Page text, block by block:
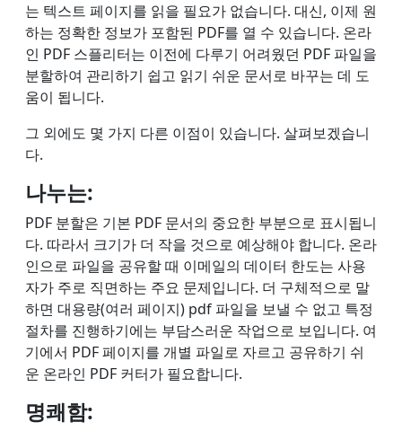
는 텍스트 페이지를 읽을 필요가 없습니다. 대신, 이제 원
하는 정확한 정보가 포함된 PDF를 열 수 있습니다. 온라
인 PDF 스플리터는 이전에 다루기 어려웠던 PDF 파일을
분할하여 관리하기 쉽고 읽기 쉬운 문서로 바꾸는 데 도
움이 됩니다.
그 외에도 몇 가지 다른 이점이 있습니다. 살펴보겠습니
다.
나누는:
PDF 분할은 기본 PDF 문서의 중요한 부분으로 표시됩니
다. 따라서 크기가 더 작을 것으로 예상해야 합니다. 온라
인으로 파일을 공유할 때 이메일의 데이터 한도는 사용
자가 주로 직면하는 주요 문제입니다. 더 구체적으로 말
하면 대용량(여러 페이지) pdf 파일을 보낼 수 없고 특정
절차를 진행하기에는 부담스러운 작업으로 보입니다. 여
기에서 PDF 페이지를 개별 파일로 자르고 공유하기 쉬
운 온라인 PDF 커터가 필요합니다.
명쾌함: